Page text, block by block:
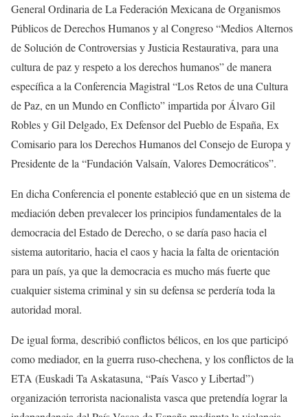
General Ordinaria de La Federación Mexicana de Organismos
Públicos de Derechos Humanos y al Congreso “Medios Alternos
de Solución de Controversias y Justicia Restaurativa, para una
cultura de paz y respeto a los derechos humanos” de manera
específica a la Conferencia Magistral “Los Retos de una Cultura
de Paz, en un Mundo en Conflicto” impartida por Álvaro Gil
Robles y Gil Delgado, Ex Defensor del Pueblo de España, Ex
Comisario para los Derechos Humanos del Consejo de Europa y
Presidente de la “Fundación Valsaín, Valores Democráticos”.
En dicha Conferencia el ponente estableció que en un sistema de
mediación deben prevalecer los principios fundamentales de la
democracia del Estado de Derecho, o se daría paso hacia el
sistema autoritario, hacia el caos y hacia la falta de orientación
para un país, ya que la democracia es mucho más fuerte que
cualquier sistema criminal y sin su defensa se perdería toda la
autoridad moral.
De igual forma, describió conflictos bélicos, en los que participó
como mediador, en la guerra ruso-chechena, y los conflictos de la
ETA (Euskadi Ta Askatasuna, “País Vasco y Libertad”)
organización terrorista nacionalista vasca que pretendía lograr la